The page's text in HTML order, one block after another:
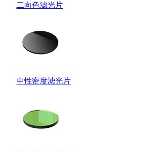
二向色滤光片
中性密度滤光片